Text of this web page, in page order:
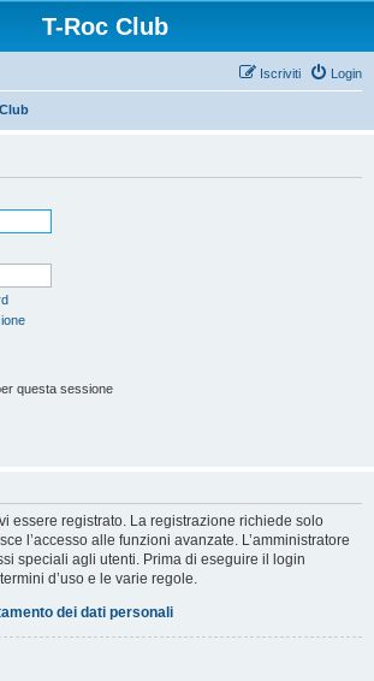
T-Roc Club
Login
Iscriviti
questa sessione
essere registrato. La registrazione richiede solo
l’accesso alle funzioni avanzate. L’amministratore
speciali agli utenti. Prima di eseguire il login
d’uso e le varie regole.
dei dati personali